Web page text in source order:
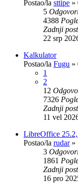
Postao/la sttipe »
5
4388
Zadnji post
22 srp
Kalkulator
Postao/la Fugu »
1
2
12
7326
Zadnji post
11 vel
LibreOffice
Postao/la rudar»
3
1861
Zadnji post
16 pro